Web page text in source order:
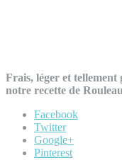
Frais, léger et tellement
notre recette de
Facebook
Twitter
Google+
Pinterest